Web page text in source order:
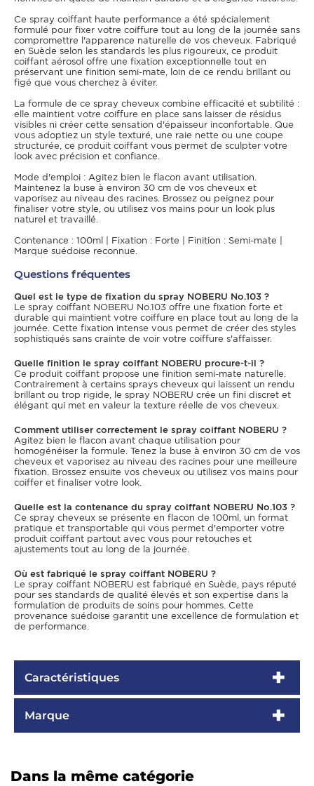
Ce spray coiffant haute performance a été spécialement
formulé pour fixer votre coiffure tout au long de la journée sans
compromettre l'apparence naturelle de vos cheveux. Fabriqué
en Suède selon les standards les plus rigoureux, ce produit
coiffant aérosol offre une fixation exceptionnelle tout en
préservant une finition semi-mate, loin de ce rendu brillant ou
figé que vous cherchez à éviter.
La formule de ce spray cheveux combine efficacité et subtilité :
elle maintient votre coiffure en place sans laisser de résidus
visibles ni créer cette sensation d'épaisseur inconfortable. Que
vous adoptiez un style texturé, une raie nette ou une coupe
structurée, ce produit coiffant vous permet de sculpter votre
look avec précision et confiance.
Mode d'emploi : Agitez bien le flacon avant utilisation.
Maintenez la buse à environ 30 cm de vos cheveux et
vaporisez au niveau des racines. Brossez ou peignez pour
finaliser votre style, ou utilisez vos mains pour un look plus
naturel et travaillé.
Contenance : 100ml | Fixation : Forte | Finition : Semi-mate |
Marque suédoise reconnue.
Questions fréquentes
Quel est le type de fixation du spray NOBERU No.103 ?
Le spray coiffant NOBERU No.103 offre une fixation forte et
durable qui maintient votre coiffure en place tout au long de la
journée. Cette fixation intense vous permet de créer des styles
sophistiqués sans crainte de voir votre coiffure s'affaisser.
Quelle finition le spray coiffant NOBERU procure-t-il ?
Ce produit coiffant propose une finition semi-mate naturelle.
Contrairement à certains sprays cheveux qui laissent un rendu
brillant ou trop rigide, le spray NOBERU crée un fini discret et
élégant qui met en valeur la texture réelle de vos cheveux.
Comment utiliser correctement le spray coiffant NOBERU ?
Agitez bien le flacon avant chaque utilisation pour
homogénéiser la formule. Tenez la buse à environ 30 cm de vos
cheveux et vaporisez au niveau des racines pour une meilleure
fixation. Brossez ensuite vos cheveux ou utilisez vos mains pour
coiffer et finaliser votre look.
Quelle est la contenance du spray coiffant NOBERU No.103 ?
Ce spray cheveux se présente en flacon de 100ml, un format
pratique et transportable qui vous permet d'emporter votre
produit coiffant partout avec vous pour retouches et
ajustements tout au long de la journée.
Où est fabriqué le spray coiffant NOBERU ?
Le spray coiffant NOBERU est fabriqué en Suède, pays réputé
pour ses standards de qualité élevés et son expertise dans la
formulation de produits de soins pour hommes. Cette
provenance suédoise garantit une excellence de formulation et
de performance.
Caractéristiques
Marque
Dans la même catégorie